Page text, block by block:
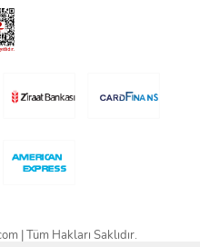
| Tüm Hakları Saklıdır.